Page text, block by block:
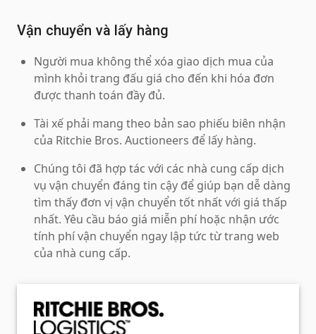
Vận chuyển và lấy hàng
Người mua không thể xóa giao dịch mua của
mình khỏi trang đấu giá cho đến khi hóa đơn
được thanh toán đầy đủ.
Tài xế phải mang theo bản sao phiếu biên nhận
của Ritchie Bros. Auctioneers để lấy hàng.
Chúng tôi đã hợp tác với các nhà cung cấp dịch
vụ vận chuyển đáng tin cậy để giúp bạn dễ dàng
tìm thấy đơn vị vận chuyển tốt nhất với giá thấp
nhất. Yêu cầu báo giá miễn phí hoặc nhận ước
tính phí vận chuyển ngay lập tức từ trang web
của nhà cung cấp.